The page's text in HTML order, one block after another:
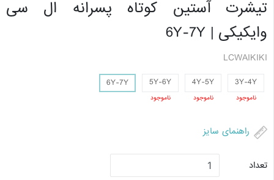
تیشرت آستین کوتاه پسرانه ال سی
وایکیکی | 6Y-7Y
LCWAIKIKI
3Y-4Y
ناموجود
4Y-5Y
ناموجود
5Y-6Y
ناموجود
6Y-7Y
راهنمای سایز
تعداد